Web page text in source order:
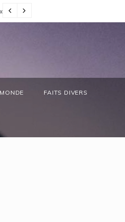
d’Afrique »
MONDE FAITS DIVERS